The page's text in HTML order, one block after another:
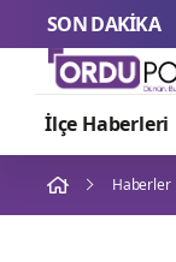
SON DAKİKA
İlçe Haberleri
Haberler